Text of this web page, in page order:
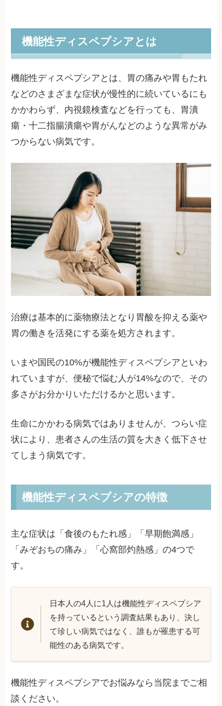
機能性ディスペプシアとは
機能性ディスペプシアとは、胃の痛みや胃もたれ
などのさまざまな症状が慢性的に続いているにも
かかわらず、内視鏡検査などを行っても、胃潰
瘍・十二指腸潰瘍や胃がんなどのような異常がみ
つからない病気です。
治療は基本的に薬物療法となり胃酸を抑える薬や
胃の働きを活発にする薬を処方されます。
いまや国民の10%が機能性ディスペプシアといわ
れていますが、便秘で悩む人が14%なので、その
多さがお分かりいただけるかと思います。
生命にかかわる病気ではありませんが、つらい症
状により、患者さんの生活の質を大きく低下させ
てしまう病気です。
機能性ディスペプシアの特徴
主な症状は「食後のもたれ感」「早期飽満感」
「みぞおちの痛み」「心窩部灼熱感」の4つで
す。
日本人の4人に1人は機能性ディスペプシア
を持っているという調査結果もあり、決し
て珍しい病気ではなく、誰もが罹患する可
能性のある病気です。
機能性ディスペプシアでお悩みなら当院までご相
談ください。